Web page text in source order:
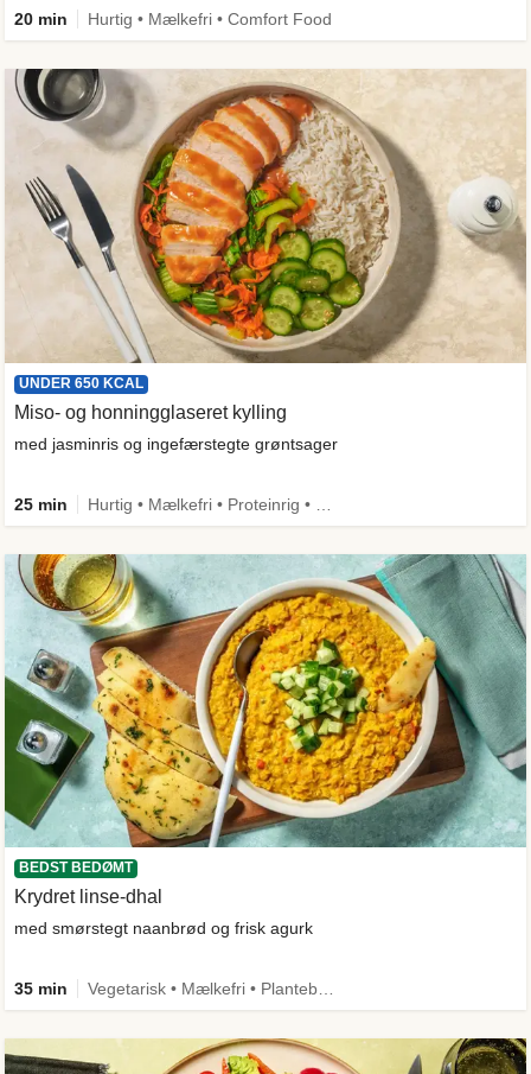
20 min Hurtig • Mælkefri • Comfort Food
UNDER 650 KCAL
Miso- og honningglaseret kylling
med jasminris og ingefærstegte grøntsager
25 min
BEDST BEDØMT
Krydret linse-dhal
med smørstegt naanbrød og frisk agurk
35 min